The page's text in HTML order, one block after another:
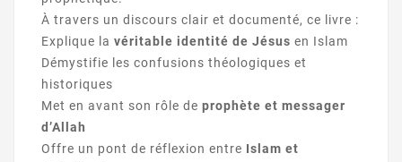
À travers un discours clair et documenté, ce livre :
Explique la véritable identité de Jésus en Islam
Démystifie les confusions théologiques et
historiques
Met en avant son rôle de prophète et messager
d’Allah
Offre un pont de réflexion entre Islam et